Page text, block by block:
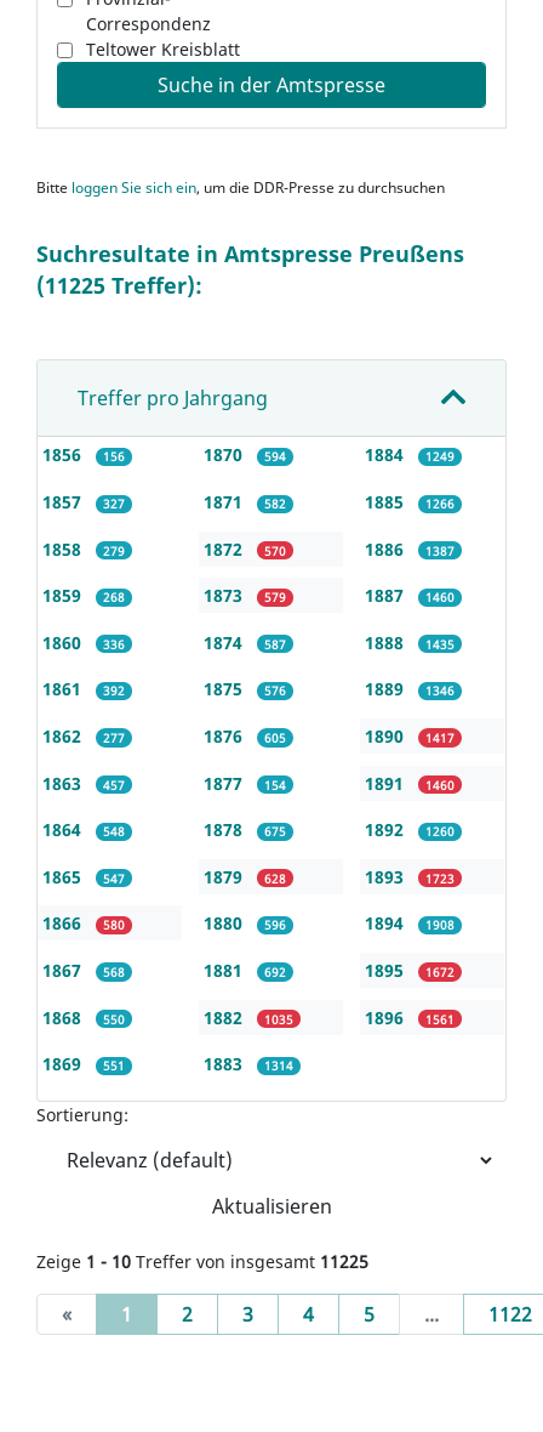
Correspondenz
Teltower Kreisblatt
Suche in der Amtspresse
Bitte loggen Sie sich ein, um die DDR-Presse zu durchsuchen
Suchresultate in Amtspresse Preußens
(11225 Treffer):
Treffer pro Jahrgang
1856 156
1857 327
1858 279
1859 268
1860 336
1861 392
1862 277
1863 457
1864 548
1865 547
1866 580
1867 568
1868 550
1869 551
1870 594
1871 582
1872 570
1873 579
1874 587
1875 576
1876 605
1877 154
1878 675
1879 628
1880 596
1881 692
1882 1035
1883 1314
1884 1249
1885 1266
1886 1387
1887 1460
1888 1435
1889 1346
1890 1417
1891 1460
1892 1260
1893 1723
1894 1908
1895 1672
1896 1561
Sortierung:
Aktualisieren
Zeige 1 - 10 Treffer von insgesamt 11225
« 1 (current)
2 3 4 5 ... 1122